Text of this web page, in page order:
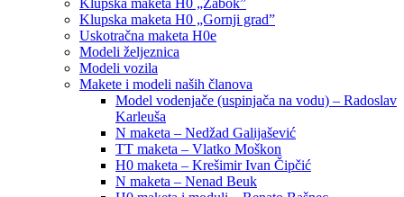
Klupska maketa H0 „Zabok”
Klupska maketa H0 „Gornji grad”
Uskotračna maketa H0e
Modeli željeznica
Modeli vozila
Makete i modeli naših članova
Model vodenjače (uspinjača na vodu) – Radoslav
Karleuša
N maketa – Nedžad Galijašević
TT maketa – Vlatko Moškon
H0 maketa – Krešimir Ivan Čipčić
N maketa – Nenad Beuk